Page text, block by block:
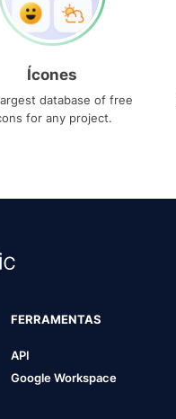
Ícones
database of free
for any project.
FERRAMENTAS
API
Google Workspace